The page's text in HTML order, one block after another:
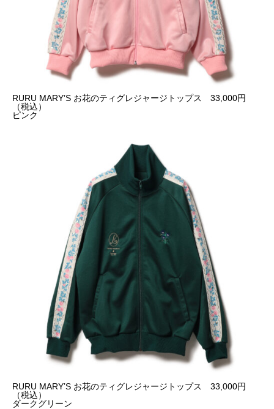
RURU MARY’S お花のティグレジャージトップス 33,000円
（税込）
ピンク
RURU MARY’S お花のティグレジャージトップス 33,000円
（税込）
ダークグリーン